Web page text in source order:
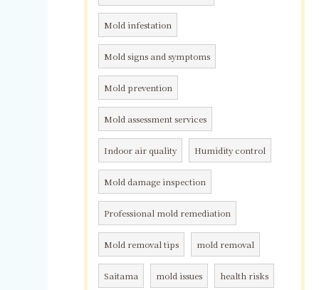
Mold infestation
Mold signs and symptoms
Mold prevention
Mold assessment services
Indoor air quality Humidity control
Mold damage inspection
Professional mold remediation
Mold removal tips mold removal
Saitama mold issues health risks